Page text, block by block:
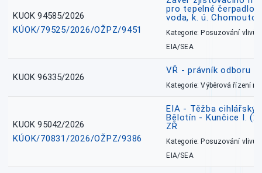
KUOK 94585/2026
KÚOK/79525/2026/OŽPZ/9451
pro tepelné čerpadlo
voda, k. ú. Chomoutov
Kategorie: Posuzování vlivů
EIA/SEA
KUOK 96335/2026
VŘ - právník odboru
Kategorie: Výběrová řízení
KUOK 95042/2026
KÚOK/70831/2026/OŽPZ/9386
EIA - Těžba
Bělotín - Kunčice I.
ZŘ
Kategorie: Posuzování vlivů
EIA/SEA